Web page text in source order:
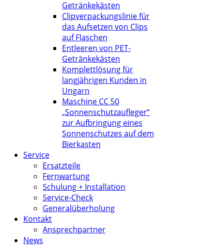
Getränkekästen
Clipverpackungslinie für
das Aufsetzen von Clips
auf Flaschen
Entleeren von PET-
Getränkekästen
Komplettlösung für
langjährigen Kunden in
Ungarn
Maschine CC 50
„Sonnenschutzaufleger“
zur Aufbringung eines
Sonnenschutzes auf dem
Bierkasten
Service
Ersatzteile
Fernwartung
Schulung + Installation
Service-Check
Generalüberholung
Kontakt
Ansprechpartner
News